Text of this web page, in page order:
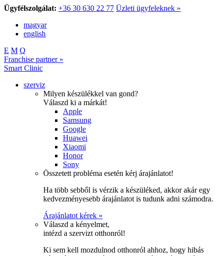
Ügyfélszolgálat: +36 30 630 22 77 Üzleti ügyfeleknek »
magyar
english
E M Q
Franchise partner »
Smart Clinic
szerviz
Milyen készülékkel van gond?
Válaszd ki a márkát!
Apple
Samsung
Google
Huawei
Xiaomi
Honor
Sony
Összetett probléma esetén kérj árajánlatot!
Ha több sebből is vérzik a készüléked, akkor akár egy
kedvezményesebb árajánlatot is tudunk adni számodra.
Árajánlatot kérek »
Válaszd a kényelmet,
intézd a szervizt otthonról!
Ki sem kell mozdulnod otthonról ahhoz, hogy hibás